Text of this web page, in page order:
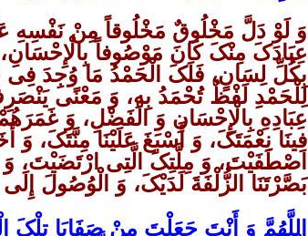
وَ لَوْ دَلَّ مَخْلُوقٌ مَخْلُوقاً مِنْ نَفْسِهِ
عِبَادَکَ مِنْکَ کَانَ مَوْصُوفاً بِالْإِحْسَانِ،
بِکُلِّ لِسَانٍ، فَلَکَ الْحَمْدُ مَا وُجِدَ
لِلْحَمْدِ لَفْظٌ تُحْمَدُ بِهِ، وَ مَعْنًى
عِبَادِهِ بِالْإِحْسَانِ وَ الْفَضْلِ، وَ
فِینَا نِعْمَتَکَ، وَ أَسْبَغَ عَلَیْنَا مِنَّتَکَ، وَ
اصْطَفَیْتَ، وَ مِلَّتِکَ الَّتِی ارْتَضَیْتَ،
بَصَّرْتَنَا الزُّلْفَةَ لَدَیْکَ، وَ الْوُصُولَ
اللَّهُمَّ وَ أَنْتَ جَعَلْتَ مِنْ صَفَایَا